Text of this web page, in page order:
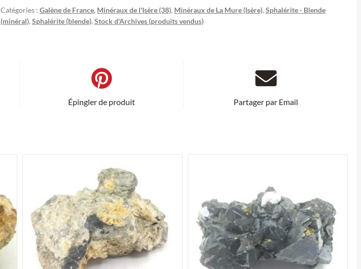
Catégories : Galène de France, Minéraux de l'Isère (38), Minéraux de La Mure (Isère), Sphalérite - Blende
(minéral), Sphalérite (blende), Stock d'Archives (produits vendus)
Épingler de produit Partager par Email